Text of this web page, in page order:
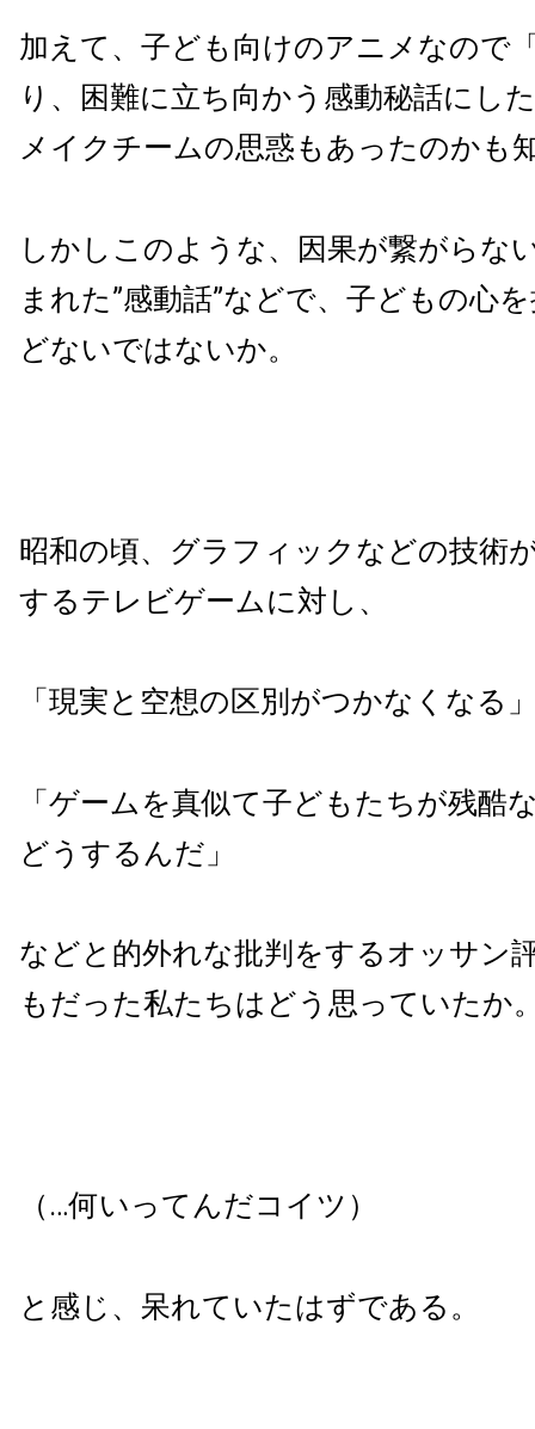
加えて、子ども向けのアニメなので
り、困難に立ち向かう感動秘話にし
メイクチームの思惑もあったのかも
しかしこのような、因果が繋がらな
まれた”感動話”などで、子どもの心
どないではないか。
昭和の頃、グラフィックなどの技術
するテレビゲームに対し、
「現実と空想の区別がつかなくなる
「ゲームを真似て子どもたちが残酷
どうするんだ」
などと的外れな批判をするオッサン
もだった私たちはどう思っていたか
（…何いってんだコイツ）
と感じ、呆れていたはずである。